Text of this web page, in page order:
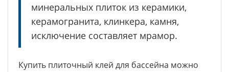
минеральных плиток из керамики,
керамогранита, клинкера, камня,
исключение составляет мрамор.
Купить плиточный клей для бассейна можно